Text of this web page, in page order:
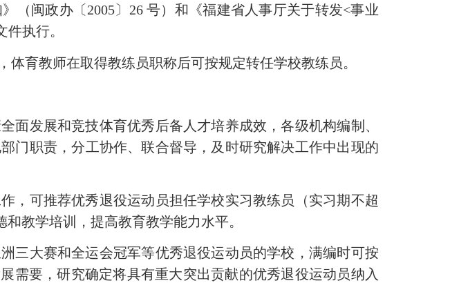
（闽政办〔2005〕26 号）和《福建省人事厅关于转发<事业
执行。
育教师在取得教练员职称后可按规定转任学校教练员。
发展和竞技体育优秀后备人才培养成效，各级机构编制、
门职责，分工协作、联合督导，及时研究解决工作中出现的
可推荐优秀退役运动员担任学校实习教练员（实习期不超
教学培训，提高教育教学能力水平。
大赛和全运会冠军等优秀退役运动员的学校，满编时可按
需要，研究确定将具有重大突出贡献的优秀退役运动员纳入